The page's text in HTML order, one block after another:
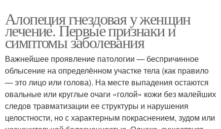
Алопеция гнездовая у женщин
лечение. Первые признаки и
симптомы заболевания
Важнейшее проявление патологии — беспричинное
облысение на определённом участке тела (как правило
— это лицо или голова). На месте выпадения остаются
овальные или круглые очаги «голой» кожи без малейших
следов травматизации ее структуры и нарушения
целостности, но с характерным покраснением, зудом или